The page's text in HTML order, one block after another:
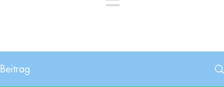
Beitrag